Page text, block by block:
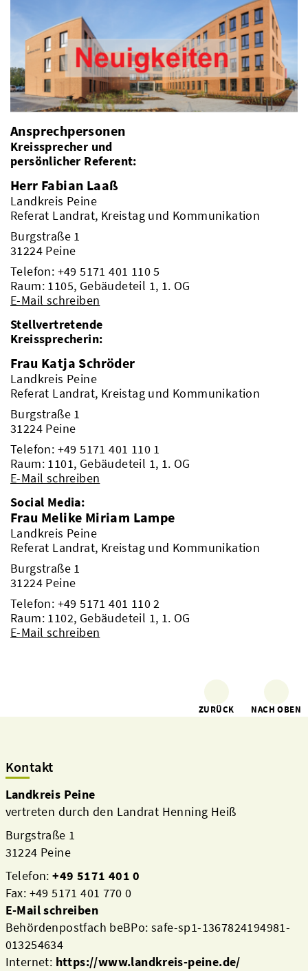
Ansprechpersonen
Kreissprecher und
persönlicher Referent:
Herr Fabian Laaß
Landkreis Peine
Referat Landrat, Kreistag und Kommunikation
Burgstraße 1
31224 Peine
Telefon: +49 5171 401 110 5
Raum: 1105, Gebäudeteil 1, 1. OG
E-Mail schreiben
Stellvertretende
Kreissprecherin:
Frau Katja Schröder
Landkreis Peine
Referat Landrat, Kreistag und Kommunikation
Burgstraße 1
31224 Peine
Telefon: +49 5171 401 110 1
Raum: 1101, Gebäudeteil 1, 1. OG
E-Mail schreiben
Social Media:
Frau Melike Miriam Lampe
Landkreis Peine
Referat Landrat, Kreistag und Kommunikation
Burgstraße 1
31224 Peine
Telefon: +49 5171 401 110 2
Raum: 1102, Gebäudeteil 1, 1. OG
E-Mail schreiben
ZURÜCK NACH OBEN
Kontakt
Landkreis Peine
vertreten durch den Landrat Henning Heiß
Burgstraße 1
31224 Peine
Telefon:+49 5171 401 0
Fax: +49 5171 401 770 0
E-Mail schreiben
Behördenpostfach beBPo: safe-sp1-1367824194981-
013254634
Internet: https://www.landkreis-peine.de/